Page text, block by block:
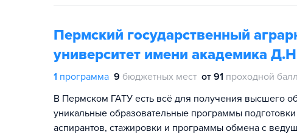
Пермский государственный
университет имени академика
1 программа 9 бюджетных мест от 91 проходной балл
В Пермском ГАТУ есть всё для получения высшего
уникальные образовательные программы
аспирантов, стажировки и программы обмена с